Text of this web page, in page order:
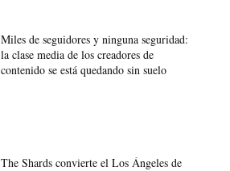
Miles de seguidores y ninguna seguridad:
la clase media de los creadores de
contenido se está quedando sin suelo
The Shards convierte el Los Ángeles de